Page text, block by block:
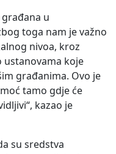
u
toga nam je važno
nivoa, kroz
ustanovama koje
građanima. Ovo je
tamo gdje će
kazao je
su sredstva